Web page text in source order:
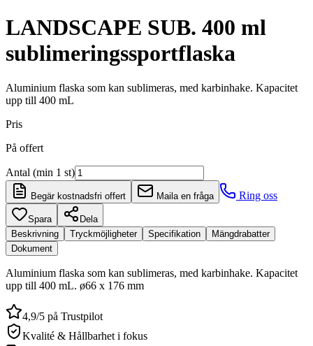
LANDSCAPE SUB. 400 ml
sublimeringssportflaska
Aluminium flaska som kan sublimeras, med karbinhake. Kapacitet
upp till 400 mL
Pris
På offert
Antal (min 1 st)
Begär kostnadsfri offert Maila en fråga Ring oss
Spara
Dela
Beskrivning
Tryckmöjligheter Specifikation
Mängdrabatter
Dokument
Aluminium flaska som kan sublimeras, med karbinhake. Kapacitet
upp till 400 mL. ø66 x 176 mm
4,9/5 på Trustpilot
Kvalité & Hållbarhet i fokus